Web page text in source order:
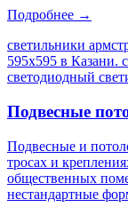
Подробнее →
светильники
595х595 в Казани.
светодиодный
Подвесные
Подвесные и
тросах и
общественных
нестандартные